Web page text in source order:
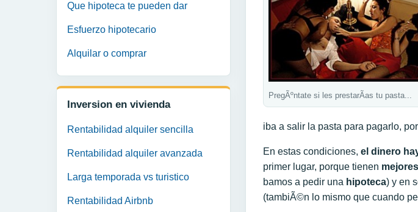
Que hipoteca te pueden dar
Esfuerzo hipotecario
Alquilar o comprar
Inversion en vivienda
Rentabilidad alquiler sencilla
Rentabilidad alquiler avanzada
Larga temporada vs turistico
Rentabilidad Airbnb
PregÃºntate si les prestarÃ­as tu pasta...
iba a salir la pasta para pagarlo,
En estas condiciones, el dinero
primer lugar, porque tienen
bamos a pedir una hipoteca) y en
(tambiÃ©n lo mismo que cuando